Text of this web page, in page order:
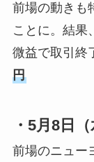
前場の動きも
ことに。結果
微益で取引終
円
・5月8日（
前場のニュー